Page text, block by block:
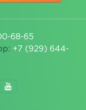
68-65
+7 (929) 644-